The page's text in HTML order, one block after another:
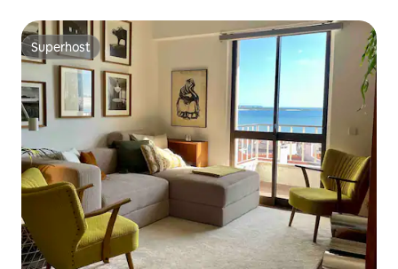
Superhost
Superhost